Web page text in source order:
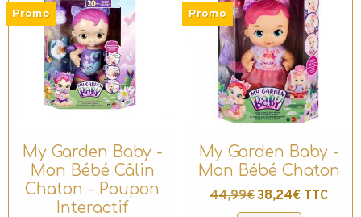
Promo
My Garden Baby -
Mon Bébé Câlin
Chaton - Poupon
Interactif
Promo
My Garden Baby -
Mon Bébé Chaton
44,99€38,24€ TTC